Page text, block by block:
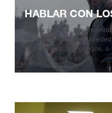
HABLAR CON
Según se mire, hay
encontrar a nuestro
clásicos latinos y griegos,
se enseñe latín en las…